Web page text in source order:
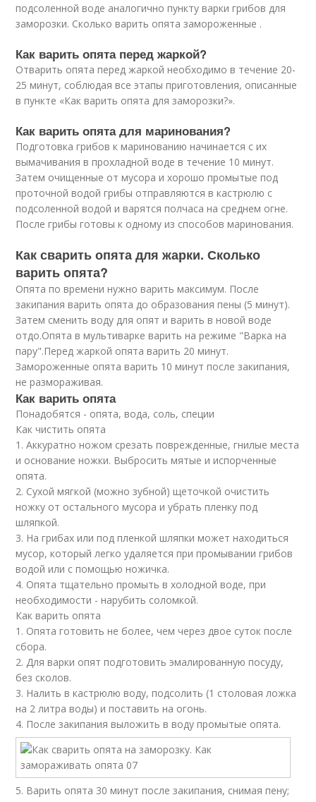
подсоленной воде аналогично пункту варки грибов для
заморозки. Сколько варить опята замороженные .
Как варить опята перед жаркой?
Отварить опята перед жаркой необходимо в течение 20-
25 минут, соблюдая все этапы приготовления, описанные
в пункте «Как варить опята для заморозки?».
Как варить опята для маринования?
Подготовка грибов к маринованию начинается с их
вымачивания в прохладной воде в течение 10 минут.
Затем очищенные от мусора и хорошо промытые под
проточной водой грибы отправляются в кастрюлю с
подсоленной водой и варятся полчаса на среднем огне.
После грибы готовы к одному из способов маринования.
Как сварить опята для жарки. Сколько
варить опята?
Опята по времени нужно варить максимум. После
закипания варить опята до образования пены (5 минут).
Затем сменить воду для опят и варить в новой воде
отдо.Опята в мультиварке варить на режиме "Варка на
пару".Перед жаркой опята варить 20 минут.
Замороженные опята варить 10 минут после закипания,
не размораживая.
Как варить опята
Понадобятся - опята, вода, соль, специи
Как чистить опята
1. Аккуратно ножом срезать поврежденные, гнилые места
и основание ножки. Выбросить мятые и испорченные
опята.
2. Сухой мягкой (можно зубной) щеточкой очистить
ножку от остального мусора и убрать пленку под
шляпкой.
3. На грибах или под пленкой шляпки может находиться
мусор, который легко удаляется при промывании грибов
водой или с помощью ножичка.
4. Опята тщательно промыть в холодной воде, при
необходимости - нарубить соломкой.
Как варить опята
1. Опята готовить не более, чем через двое суток после
сбора.
2. Для варки опят подготовить эмалированную посуду,
без сколов.
3. Налить в кастрюлю воду, подсолить (1 столовая ложка
на 2 литра воды) и поставить на огонь.
4. После закипания выложить в воду промытые опята.
5. Варить опята 30 минут после закипания, снимая пену;